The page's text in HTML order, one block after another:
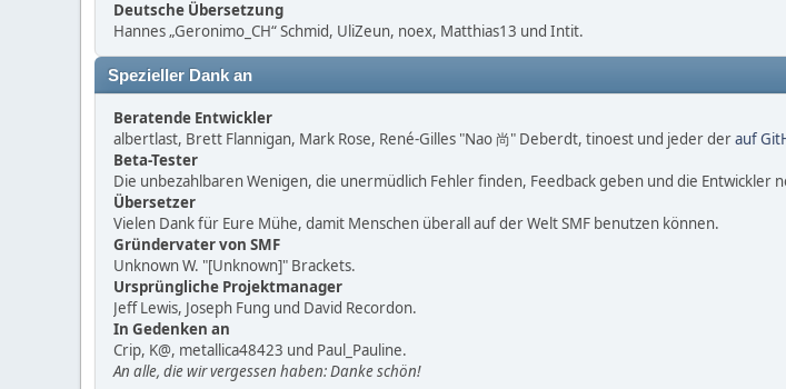
Deutsche Übersetzung
Hannes „Geronimo_CH“ Schmid, UliZeun, noex, Matthias13 und Intit.
Spezieller Dank an
Beratende Entwickler
albertlast, Brett Flannigan, Mark Rose, René-Gilles "Nao 尚" Deberdt, tinoest und jeder derauf
Beta-Tester
Die unbezahlbaren Wenigen, die unermüdlich Fehler finden, Feedback geben und die Entwickler
Übersetzer
Vielen Dank für Eure Mühe, damit Menschen überall auf der Welt SMF benutzen können.
Gründervater von SMF
Unknown W. "[Unknown]" Brackets.
Ursprüngliche Projektmanager
Jeff Lewis, Joseph Fung und David Recordon.
In Gedenken an
Crip, K@, metallica48423 und Paul_Pauline.
An alle, die wir vergessen haben: Danke schön!